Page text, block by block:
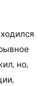
но,